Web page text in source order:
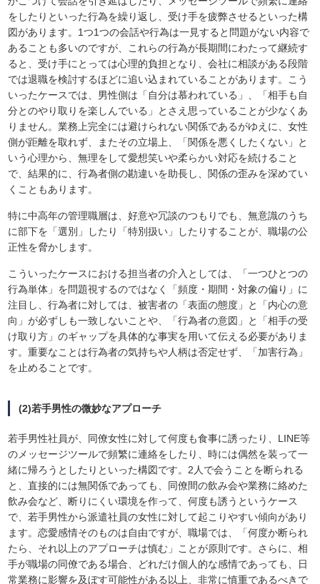
をしたりといった行為を繰り返し、受け手を疲弊させるといった構
図があります。1つ1つの会話や行為は一見すると問題がない内容で
あることも多いのですが、これらの行為が長期間にわたって継続す
ると、受け手にとっては心理的負担となり、会社に相談がある段階
では退職を検討するほどに追い込まれていることがあります。こう
いったケースでは、男性側は「自分は慕われている」、「相手も自
分とのやり取りを楽しんでいる」とさえ思っていることが少なくあ
りません。業務上完全には避けられない関係であるがゆえに、女性
側が距離を取れず、またその立場上、「関係を悪くしたくない」と
いう心理から、無理をして愛想笑いや柔らかい対応を続けること
で、結果的に、行為者側の勘違いを助長し、関係の歪みを深めてい
くこともあります。
特に中高年の管理職層は、好意や冗談のつもりでも、無意識のうち
に部下を「選別」したり「特別扱い」したりすることが、職場の公
正性を脅かします。
こういったケースにおける担当者の介入としては、「一つひとつの
行為単体」を問題視するのではなく「頻度・期間・対象の偏り」に
注目し、行為者に対しては、被害者の「表面の態度」と「内心の意
向」が必ずしも一致しないことや、「行為者の意図」と「相手の受
け取り方」のギャップを具体的な事実を用いて伝える必要がありま
す。重要なことは行為者の気持ちや人柄は否定せず、「加害行為」
を止めることです。
(2)若手男性の微妙なアプローチ
若手男性社員が、同僚女性に対して何度も食事に誘ったり、LINE等
のメッセージツールで頻繁に連絡をしたり、時には偶然を装って一
緒に帰ろうとしたりといった構図です。2人で会うことを断られる
と、直接的には無関係であっても、同僚間の飲み会や業務に絡めた
飲み会など、断りにくい環境を作って、何度も誘うというケース
で、若手男性から派遣社員の女性に対して起こりやすい傾向があり
ます。恋愛感情そのものは自由ですが、職場では、「何度か断られ
たら、それ以上のアプローチは慎む」ことが原則です。さらに、相
手が職場の同僚である場合、どれだけ個人的な感情であっても、日
常業務に影響を及ぼす可能性がある以上、非常に慎重であるべきで